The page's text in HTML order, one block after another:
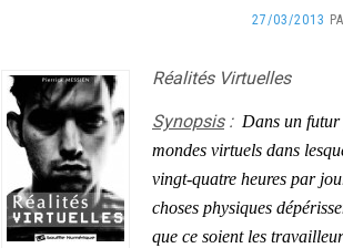
27/03/2013
Réalités Virtuelles
Synopsis: Dans un futur
mondes virtuels dans
vingt-quatre heures par
choses physiques
que ce soient les